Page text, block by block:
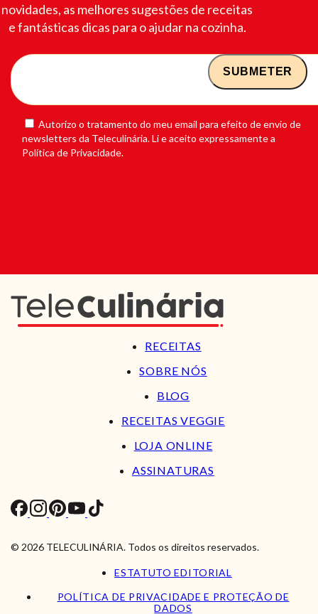
novidades, as melhores sugestões de receitas
e fantásticas dicas para o ajudar na cozinha.
Autorizo o tratamento do meu email para efeito de envio de
newsletters da Teleculinária. Li e aceito expressamente a
Política de Privacidade.
RECEITAS
SOBRE NÓS
BLOG
RECEITAS VEGGIE
LOJA ONLINE
ASSINATURAS
© 2026 TELECULINÁRIA. Todos os direitos reservados.
ESTATUTO EDITORIAL
POLÍTICA DE PRIVACIDADE E PROTEÇÃO DE
DADOS